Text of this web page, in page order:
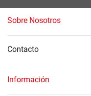
Sobre Nosotros
Contacto
Información